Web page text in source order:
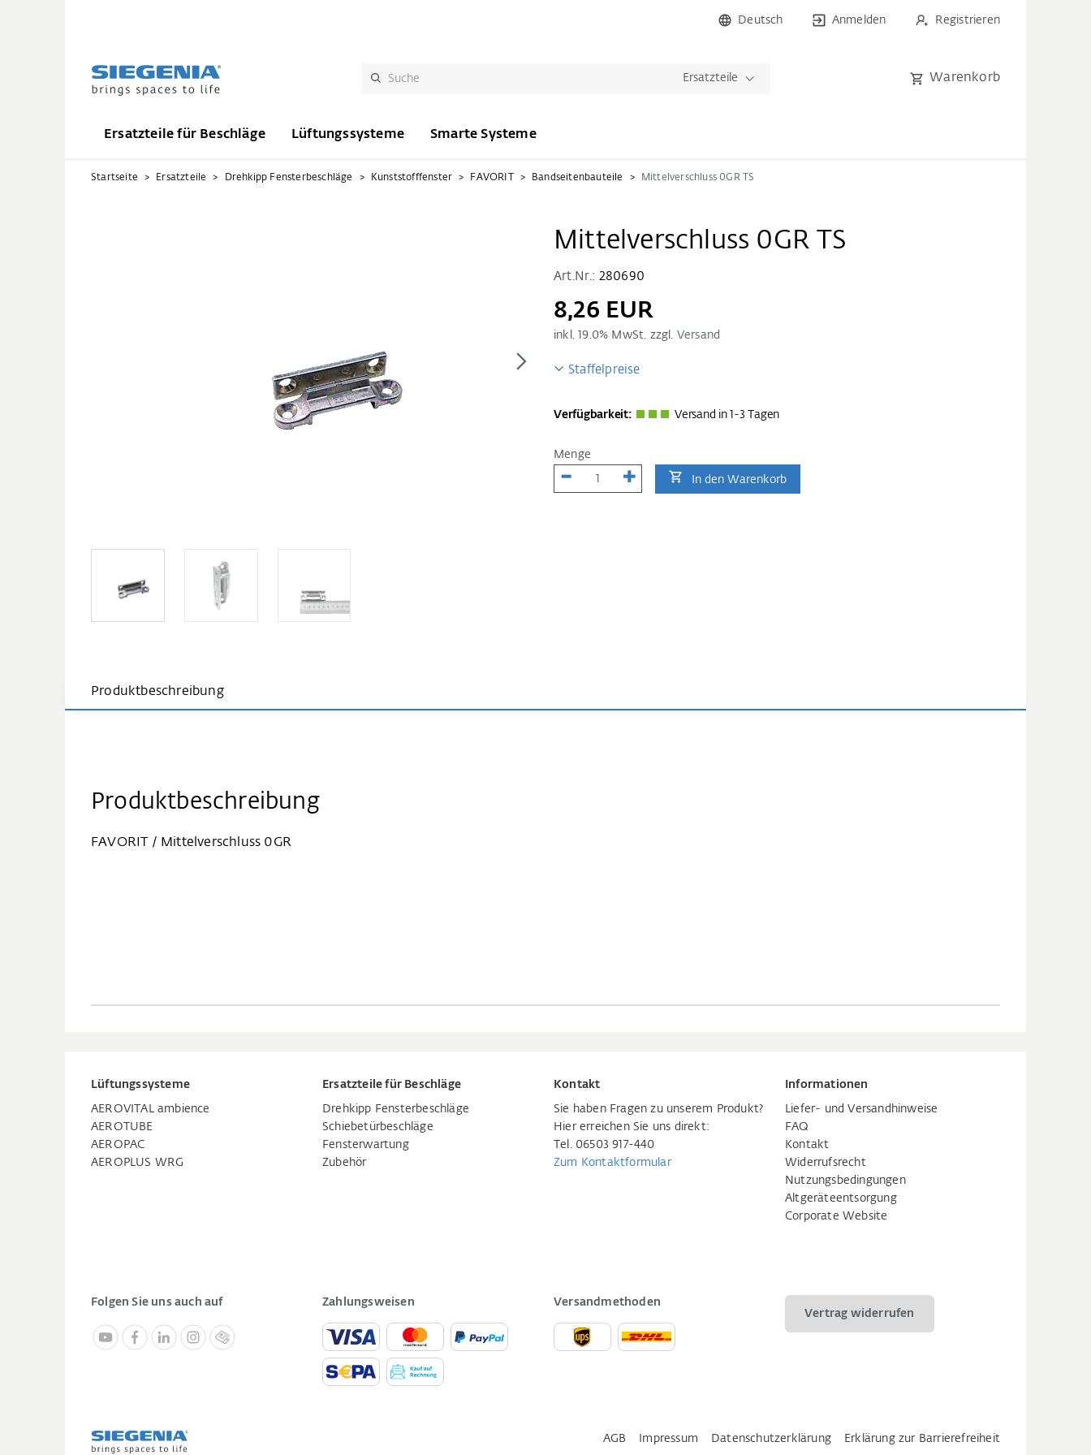
Deutsch Anmelden Registrieren
Ersatzteile Warenkorb
Ersatzteile für Beschläge Lüftungssysteme Smarte Systeme
Startseite Ersatzteile Drehkipp Fensterbeschläge Kunststofffenster FAVORIT Bandseitenbauteile Mittelverschluss 0GR TS
Mittelverschluss 0GR TS
Art.Nr.: 280690
8,26 EUR
inkl. 19.0% MwSt. zzgl. Versand
Staffelpreise
Verfügbarkeit: Versand in 1-3 Tagen
Menge
In den Warenkorb
Produktbeschreibung
Produktbeschreibung
FAVORIT / Mittelverschluss 0GR
Lüftungssysteme
AEROVITAL ambience
AEROTUBE
AEROPAC
AEROPLUS WRG
Ersatzteile für Beschläge
Drehkipp Fensterbeschläge
Schiebetürbeschläge
Fensterwartung
Zubehör
Kontakt
Sie haben Fragen zu unserem Produkt?
Hier erreichen Sie uns direkt:
Tel. 06503 917-440
Zum Kontaktformular
Informationen
Liefer- und Versandhinweise
FAQ
Kontakt
Widerrufsrecht
Nutzungsbedingungen
Altgeräteentsorgung
Corporate Website
Folgen Sie uns auch auf Zahlungsweisen
Versandmethoden
Vertrag widerrufen
AGB Impressum Datenschutzerklärung Erklärung zur Barrierefreiheit